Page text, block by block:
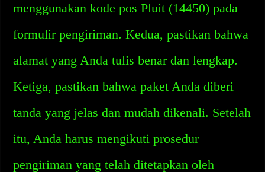
menggunakan kode pos Pluit (14450) pada
formulir pengiriman. Kedua, pastikan bahwa
alamat yang Anda tulis benar dan lengkap.
Ketiga, pastikan bahwa paket Anda diberi
tanda yang jelas dan mudah dikenali. Setelah
itu, Anda harus mengikuti prosedur
pengiriman yang telah ditetapkan oleh